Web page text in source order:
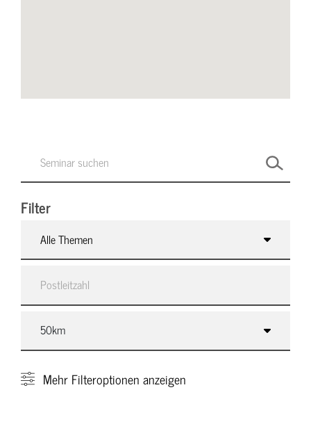
Filter
Alle Themen
Mehr Filteroptionen anzeigen